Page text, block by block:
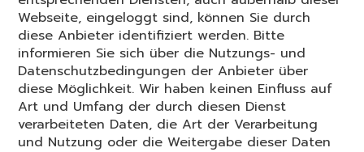
Webseite, eingeloggt sind, können Sie durch
diese Anbieter identifiziert werden. Bitte
informieren Sie sich über die Nutzungs- und
Datenschutzbedingungen der Anbieter über
diese Möglichkeit. Wir haben keinen Einfluss auf
Art und Umfang der durch diesen Dienst
verarbeiteten Daten, die Art der Verarbeitung
und Nutzung oder die Weitergabe dieser Daten